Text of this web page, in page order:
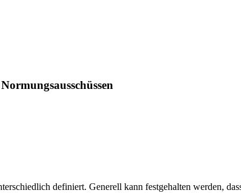
definiert. Generell kann festgehalten werden,